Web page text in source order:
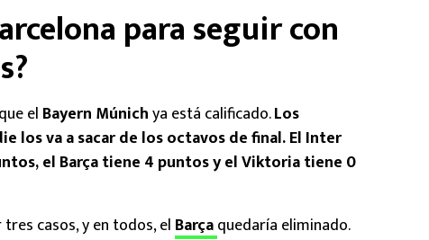
para seguir con
elBayern Múnichya está calificado.Los
los va a sacar de los octavos de final. El Inter
el Barça tiene 4 puntos y el Viktoria tiene 0
casos, y en todos, el Barçaquedaría eliminado.